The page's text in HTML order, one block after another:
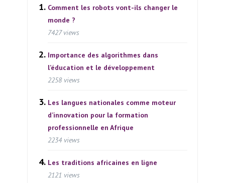
Comment les robots vont-ils changer le
monde ?
7427 views
Importance des algorithmes dans
l’éducation et le développement
2258 views
Les langues nationales comme moteur
d’innovation pour la formation
professionnelle en Afrique
2234 views
Les traditions africaines en ligne
2121 views